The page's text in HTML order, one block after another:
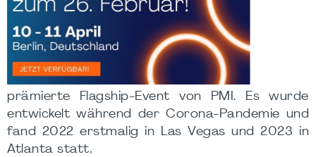
prämierte Flagship-Event von PMI. Es wurde
entwickelt während der Corona-Pandemie und
fand 2022 erstmalig in Las Vegas und 2023 in
Atlanta statt.